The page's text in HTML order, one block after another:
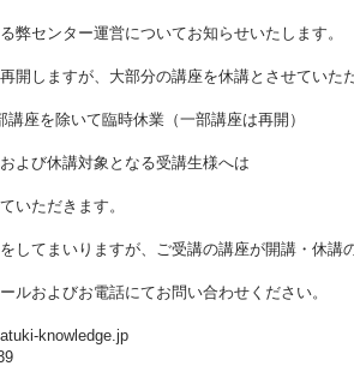
弊センター運営についてお知らせいたします。
開しますが、大部分の講座を休講とさせていた
座を除いて臨時休業（一部講座は再開）
よび休講対象となる受講生様へは
いただきます。
してまいりますが、ご受講の講座が開講・休講
ルおよびお電話にてお問い合わせください。
knowledge.jp